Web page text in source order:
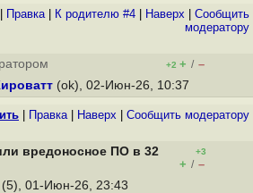
Правка| К родителю #4 Наверх
Cообщить
модератору
+2 + / –
(ok), 02-Июн-26, 10:37
Правка| Наверх Cообщить модератору
вредоносное ПО в 32
+3
+ / –
(5), 01-Июн-26, 23:43